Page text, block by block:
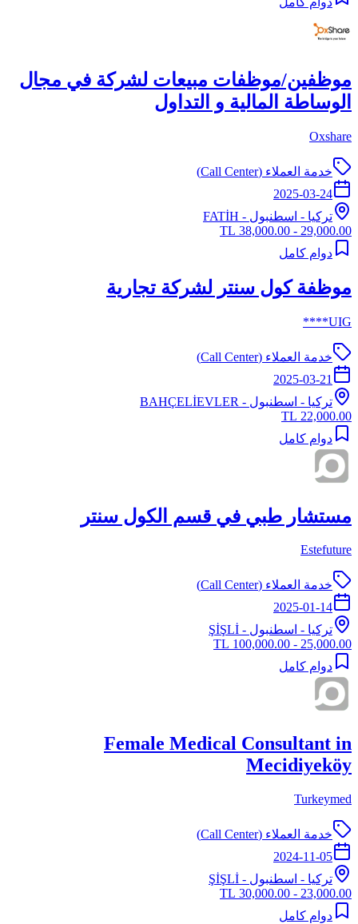
موظفين/موظفات مبيعات لشركة في مجال
الوساطة المالية و التداول
Oxshare
خدمة العملاء (Call Center)
2025-03-24
تركيا - اسطنبول - FATİH
29,000.00 - 38,000.00 TL
دوام كامل
موظفة كول سنتر لشركة تجارية
UIG****
خدمة العملاء (Call Center)
2025-03-21
تركيا - اسطنبول - BAHÇELİEVLER
22,000.00 TL
دوام كامل
مستشار طبي في قسم الكول سنتر
Estefuture
خدمة العملاء (Call Center)
2025-01-14
تركيا - اسطنبول - ŞİŞLİ
25,000.00 - 100,000.00 TL
دوام كامل
Female Medical Consultant in
Mecidiyeköy
Turkeymed
خدمة العملاء (Call Center)
2024-11-05
تركيا - اسطنبول - ŞİŞLİ
23,000.00 - 30,000.00 TL
دوام كامل